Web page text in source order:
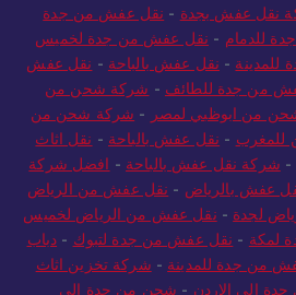
نقل عفش بجدة - نقل عفش من جدة
للدمام - نقل عفش من جدة لخميس
- نقل عفش بالباحة - نقل عفش
من جدة للطائف - شركة شحن من
من ابوظبي لمصر - شركة شحن من
للمغرب - نقل عفش بالباحة - نقل اثاث
- شركة نقل عفش بالباحة - افضل شركة
عفش بالرياض - نقل عفش من الرياض
لجدة - نقل عفش من الرياض لخميس
لمكة - نقل عفش من جدة لتبوك - دباب
من جدة للمدينة - شركة تخزين اثاث
الي الاردن - شحن من جدة الى